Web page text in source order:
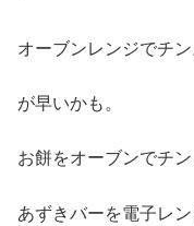
オーブンレンジでチン
が早いかも。
お餅をオーブンでチン
あずきバーを電子レン